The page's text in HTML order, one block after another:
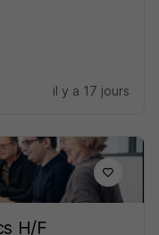
il y a 17 jours
H/F